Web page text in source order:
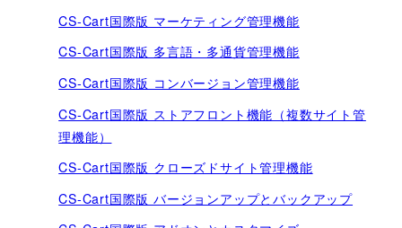
CS-Cart国際版 マーケティング管理機能
CS-Cart国際版 多言語・多通貨管理機能
CS-Cart国際版 コンバージョン管理機能
CS-Cart国際版 ストアフロント機能（複数サイト管
理機能）
CS-Cart国際版 クローズドサイト管理機能
CS-Cart国際版 バージョンアップとバックアップ